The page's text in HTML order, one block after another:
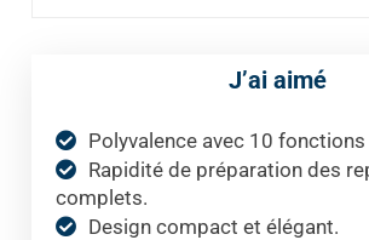
J’ai aimé
Polyvalence avec 10
Rapidité de préparation des
complets.
Design compact et élégant.